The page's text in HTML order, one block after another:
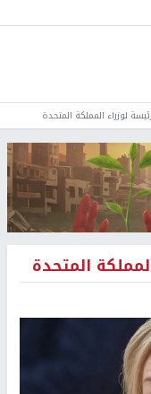
لوزراء المملكة المتحدة
المتحدة